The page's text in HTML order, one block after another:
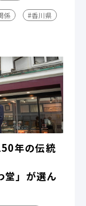
係 #香川県
年の伝統
堂」が選ん